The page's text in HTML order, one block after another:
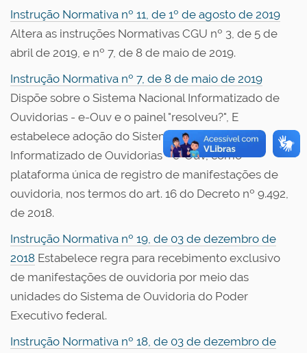
Instrução Normativa nº 11, de 1º de agosto de 2019
Altera as instruções Normativas CGU nº 3, de 5 de
abril de 2019, e nº 7, de 8 de maio de 2019.
Instrução Normativa nº 7, de 8 de maio de 2019
Dispõe sobre o Sistema Nacional Informatizado de
Ouvidorias - e-Ouv e o painel "resolveu?", E
estabelece adoção do Sistema Nacional
Informatizado de Ouvidorias - e-Ouv, como
plataforma única de registro de manifestações de
ouvidoria, nos termos do art. 16 do Decreto nº 9.492,
de 2018.
Instrução Normativa nº 19, de 03 de dezembro de
2018 Estabelece regra para recebimento exclusivo
de manifestações de ouvidoria por meio das
unidades do Sistema de Ouvidoria do Poder
Executivo federal.
Instrução Normativa nº 18, de 03 de dezembro de